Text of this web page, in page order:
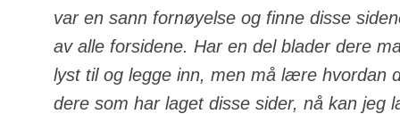
var en sann fornøyelse og finne disse
av alle forsidene. Har en del blader dere
lyst til og legge inn, men må lære hvordan
dere som har laget disse sider, nå kan jeg